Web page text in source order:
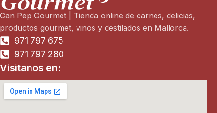
Can Pep Gourmet | Tienda online de carnes, delicias,
productos gourmet, vinos y destilados en Mallorca.
971 797 675
971 797 280
Visitanos en: